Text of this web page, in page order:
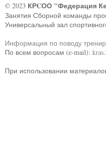
© 2023 КРCОО "Федерация
Занятия Сборной команды
Универсальный зал
Информация по поводу
По всем вопросам (e-mail):
При использовании